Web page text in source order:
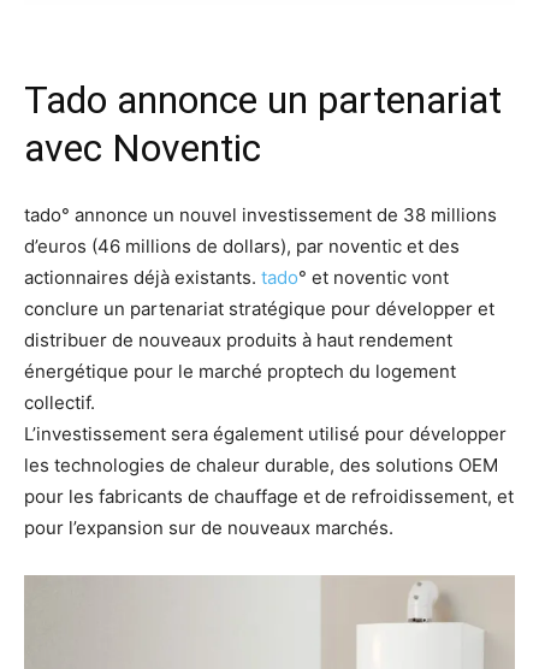
Tado annonce un partenariat
avec Noventic
tado° annonce un nouvel investissement de 38 millions
d’euros (46 millions de dollars), par noventic et des
actionnaires déjà existants. tado° et noventic vont
conclure un partenariat stratégique pour développer et
distribuer de nouveaux produits à haut rendement
énergétique pour le marché proptech du logement
collectif.
L’investissement sera également utilisé pour développer
les technologies de chaleur durable, des solutions OEM
pour les fabricants de chauffage et de refroidissement, et
pour l’expansion sur de nouveaux marchés.